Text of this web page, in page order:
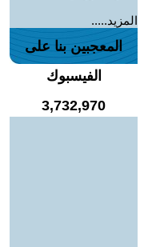
المزيد.....
المعجبين بنا على
الفيسبوك
3,732,970